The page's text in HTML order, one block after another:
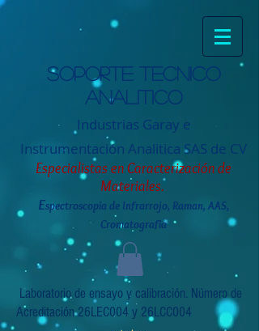
Soporte tecnico
analitico
Industrias Garay e
Instrumentación Analitica SAS de CV
Especialistas en Caracterización de
Materiales.
Espectroscopia de Infrarrojo, Raman, AAS,
Cromatografia
Laboratorio de ensayo y calibración. Número de
Acreditación 26LEC004 y 26LCC004